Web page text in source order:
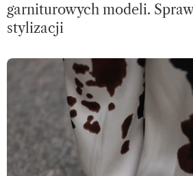
garniturowych modeli.
stylizacji